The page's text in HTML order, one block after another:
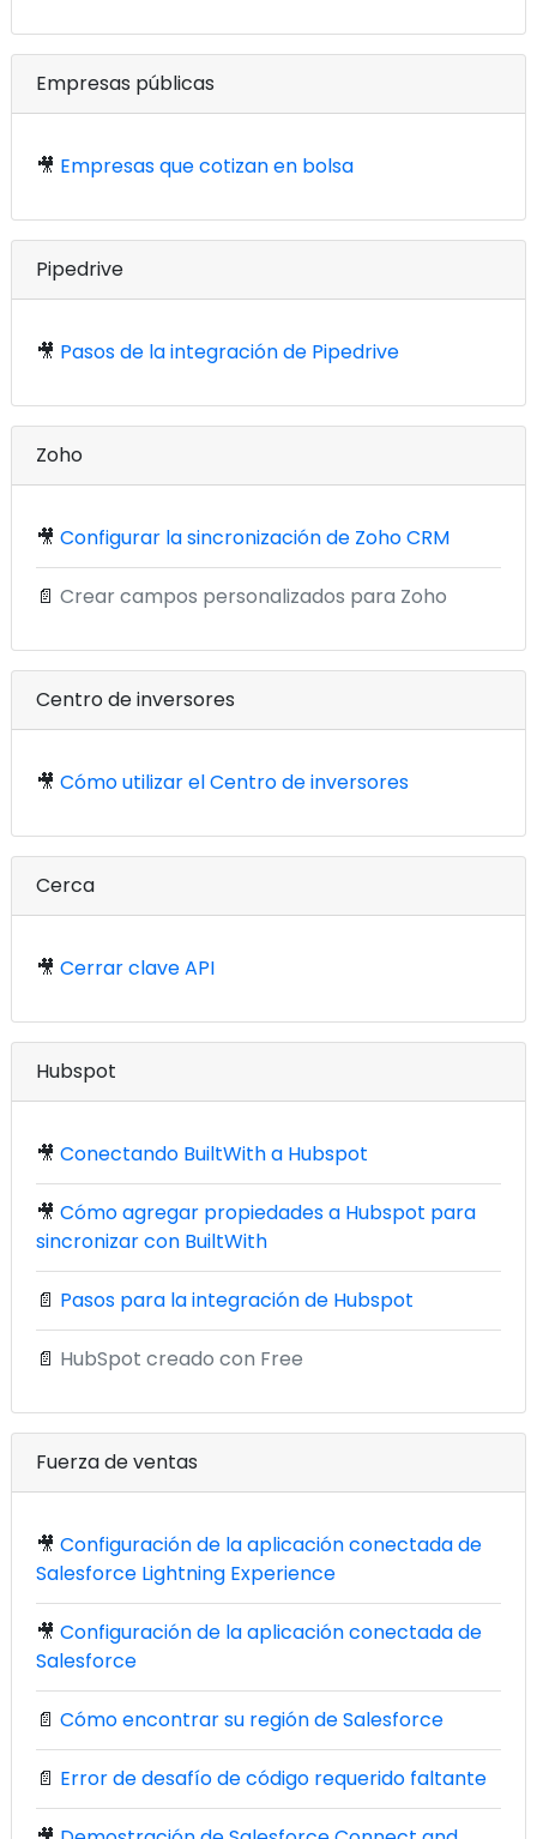
Empresas públicas
🎥 Empresas que cotizan en bolsa
Pipedrive
🎥 Pasos de la integración de Pipedrive
Zoho
🎥 Configurar la sincronización de Zoho CRM
📄 Crear campos personalizados para Zoho
Centro de inversores
🎥 Cómo utilizar el Centro de inversores
Cerca
🎥 Cerrar clave API
Hubspot
🎥 Conectando BuiltWith a Hubspot
🎥 Cómo agregar propiedades a Hubspot para
sincronizar con BuiltWith
📄 Pasos para la integración de Hubspot
📄 HubSpot creado con Free
Fuerza de ventas
🎥 Configuración de la aplicación conectada de
Salesforce Lightning Experience
🎥 Configuración de la aplicación conectada de
Salesforce
📄 Cómo encontrar su región de Salesforce
📄 Error de desafío de código requerido faltante